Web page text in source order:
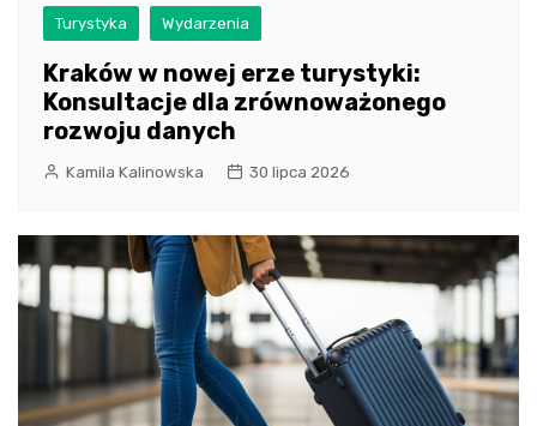
Turystyka Wydarzenia
Kraków w nowej erze turystyki:
Konsultacje dla zrównoważonego
rozwoju danych
Kamila Kalinowska 30 lipca 2026